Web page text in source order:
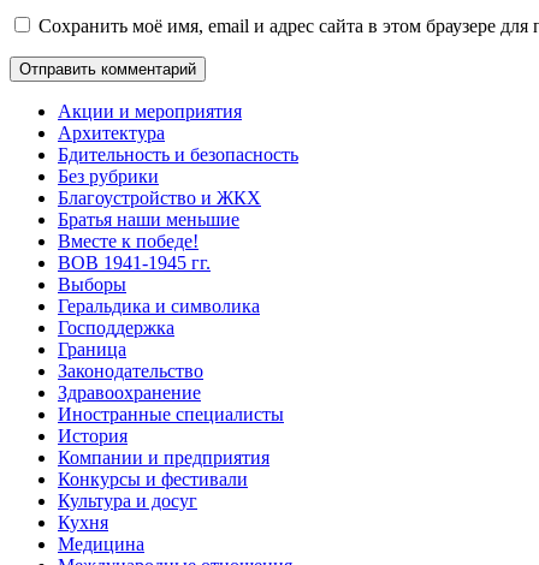
Сохранить моё имя, email и адрес сайта в этом браузере
Акции и мероприятия
Архитектура
Бдительность и безопасность
Без рубрики
Благоустройство и ЖКХ
Братья наши меньшие
Вместе к победе!
ВОВ 1941-1945 гг.
Выборы
Геральдика и символика
Господдержка
Граница
Законодательство
Здравоохранение
Иностранные специалисты
История
Компании и предприятия
Конкурсы и фестивали
Культура и досуг
Кухня
Медицина